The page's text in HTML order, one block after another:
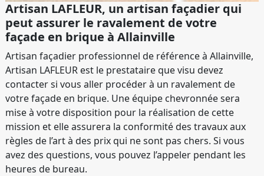
Artisan LAFLEUR, un artisan façadier qui
peut assurer le ravalement de votre
façade en brique à Allainville
Artisan façadier professionnel de référence à Allainville,
Artisan LAFLEUR est le prestataire que visu devez
contacter si vous aller procéder à un ravalement de
votre façade en brique. Une équipe chevronnée sera
mise à votre disposition pour la réalisation de cette
mission et elle assurera la conformité des travaux aux
règles de l’art à des prix qui ne sont pas chers. Si vous
avez des questions, vous pouvez l’appeler pendant les
heures de bureau.